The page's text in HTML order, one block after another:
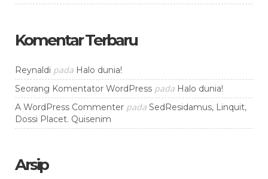
Komentar Terbaru
Reynaldi pada Halo dunia!
Seorang Komentator WordPress pada Halo dunia!
A WordPress Commenter pada SedResidamus, Linquit,
Dossi Placet. Quisenim
Arsip